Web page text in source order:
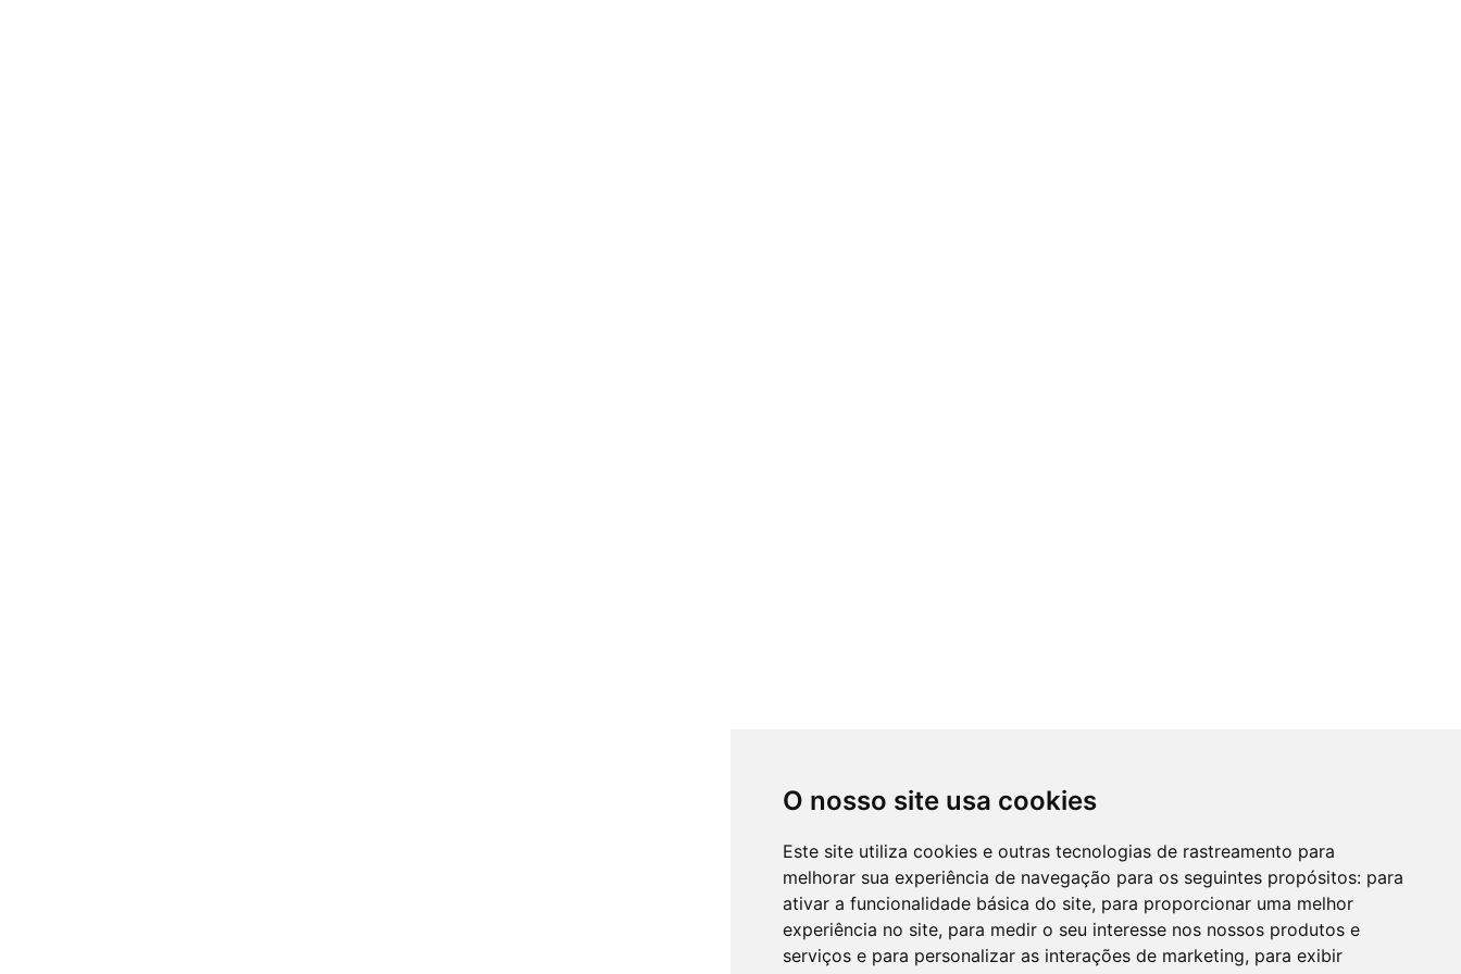
O nosso site usa cookies
Este site utiliza cookies e outras tecnologias de rastreamento para
melhorar sua experiência de navegação para os seguintes propósitos: para
ativar a funcionalidade básica do site, para proporcionar uma melhor
experiência no site, para medir o seu interesse nos nossos produtos e
serviços e para personalizar as interações de marketing, para exibir